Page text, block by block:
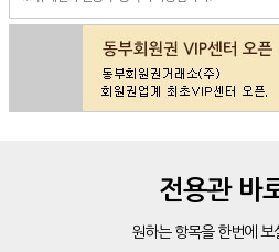
전용관 바
원하는 항목을 한번에 보